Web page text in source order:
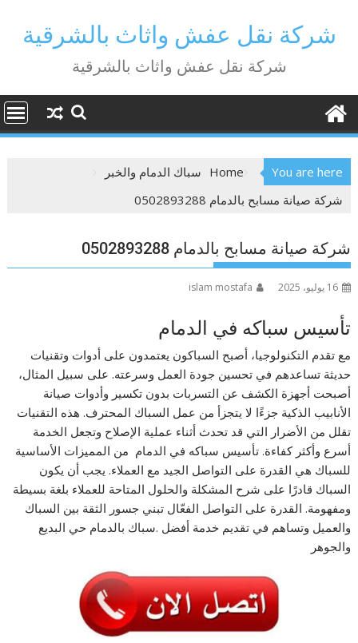
contentشركة نقل عفش واثاث بالشرقية
شركة نقل عفش واثاث بالشرقية
You are here
Home سباك الدمام والخبر
شركة صيانة مسابح بالدمام 0502893288
شركة صيانة مسابح بالدمام 0502893288
16 يوليو، 2025 islam mostafa
تأسيس سباكه في الدمام
مع تقدم التكنولوجيا، أصبح السباكون يعتمدون على أدوات وتقنيات
حديثة تساعدهم في تحسين جودة العمل وسرعته. على سبيل المثال،
أصبحت أجهزة الكشف عن التسربات بدون تكسير وأدوات صيانة
الأنابيب الذكية جزءًا لا يتجزأ من عمل السباك المحترف. هذه التقنيات
تقلل من الأضرار التي قد تحدث أثناء عملية الإصلاح وتجعل الخدمة
أسرع وأكثر كفاءة. تأسيس سباكه في الدمام من المميزات الأساسية
للسباك هي القدرة على التواصل الجيد مع العملاء. يجب أن يكون
السباك قادرًا على شرح المشكلة والحلول المتاحة للعملاء بلغة بسيطة
ومفهومة. القدرة على التواصل الفعّال تبني جسور الثقة بين السباك
والعميل وتساهم في تقديم خدمة أفضل .سباك بالدمام حي البديع
والجوهر